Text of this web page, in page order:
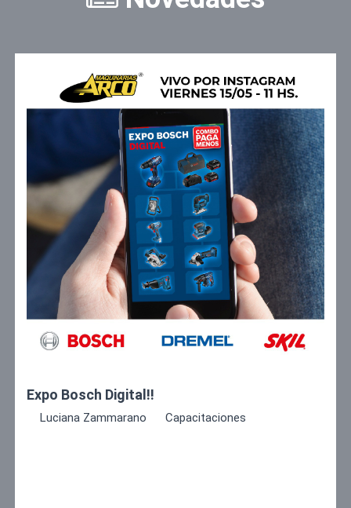
Expo Bosch Digital!!
Luciana Zammarano Capacitaciones